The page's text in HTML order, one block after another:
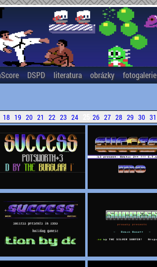
DSPD literatura obrázky fotogalerie
18 19 20 21 22 23 24 26 27 28 29 30 31